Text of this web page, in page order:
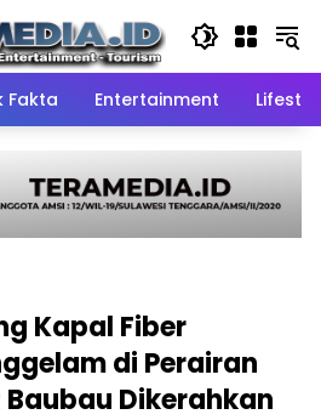
Fakta Entertainment
Kapal Fiber
di Perairan
Baubau Dikerahkan